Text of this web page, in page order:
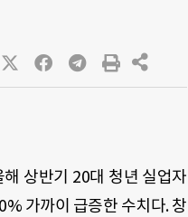
상반기 20대 청년 실업자
가까이 급증한 수치다. 창